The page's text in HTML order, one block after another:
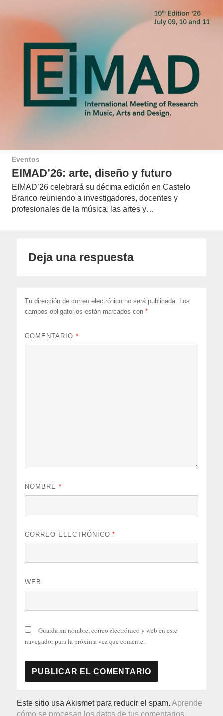
Eventos
EIMAD’26: arte, diseño y futuro
EIMAD’26 celebrará su décima edición en Castelo
Branco reuniendo a investigadores, docentes y
profesionales de la música, las artes y…
Deja una respuesta
Tu dirección de correo electrónico no será publicada. Los
campos obligatorios están marcados con*
COMENTARIO*
NOMBRE*
CORREO ELECTRÓNICO*
WEB
Guarda mi nombre, correo electrónico y web en este
navegador para la próxima vez que comente.
Este sitio usa Akismet para reducir el spam.Aprende
cómo se procesan los datos de tus comentarios.